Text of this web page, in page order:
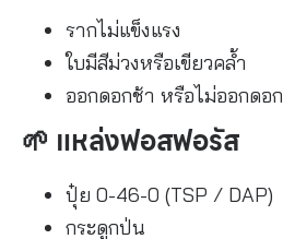
รากไม่แข็งแรง
ใบมีสีม่วงหรือเขียวคล้ำ
ออกดอกช้า หรือไม่ออกดอก
🌱 แหล่งฟอสฟอรัส
ปุ๋ย 0-46-0 (TSP / DAP)
กระดูกป่น